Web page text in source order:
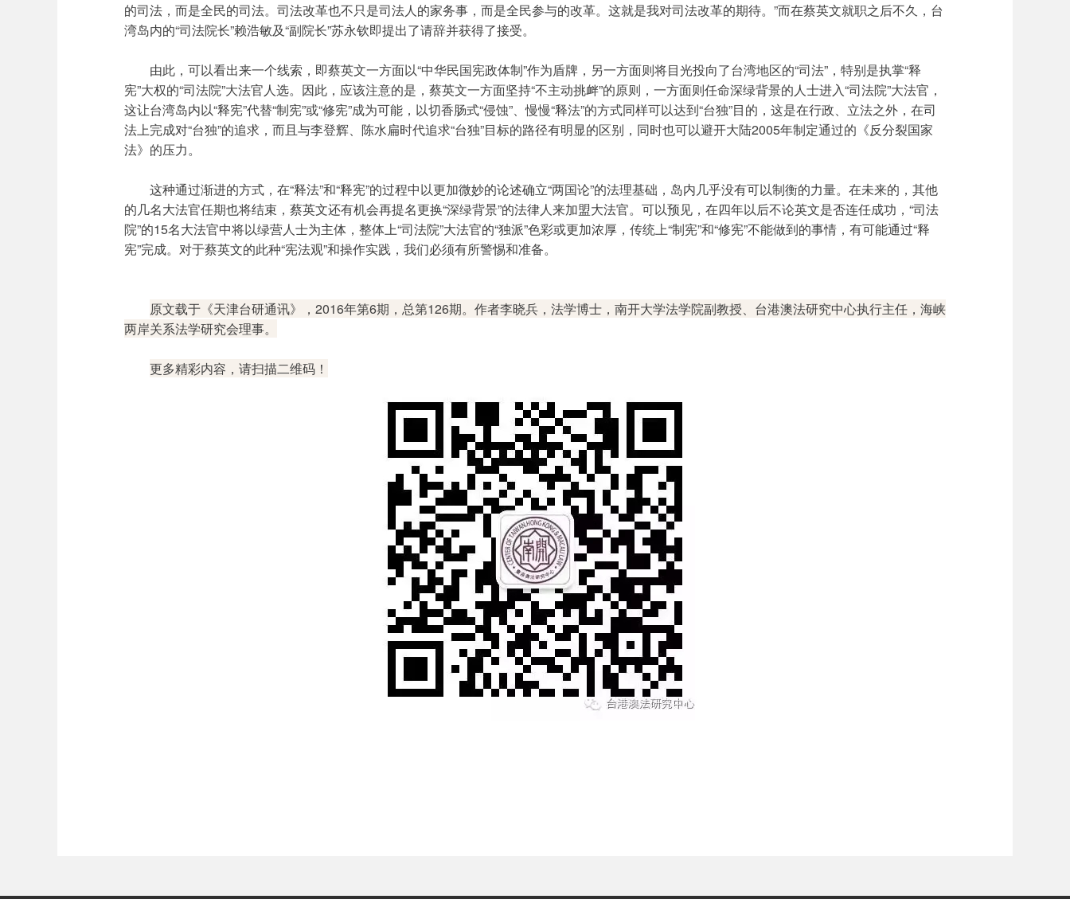
的司法，而是全民的司法。司法改革也不只是司法人的家务事，而是全民参与的改革。这就是我对司法改革的期待。”而在蔡英文就职之后不久，台
湾岛内的“司法院长”赖浩敏及“副院长”苏永钦即提出了请辞并获得了接受。
由此，可以看出来一个线索，即蔡英文一方面以“中华民国宪政体制”作为盾牌，另一方面则将目光投向了台湾地区的“司法”，特别是执掌“释
宪”大权的“司法院”大法官人选。因此，应该注意的是，蔡英文一方面坚持“不主动挑衅”的原则，一方面则任命深绿背景的人士进入“司法院”大法官，
这让台湾岛内以“释宪”代替“制宪”或“修宪”成为可能，以切香肠式“侵蚀”、慢慢“释法”的方式同样可以达到“台独”目的，这是在行政、立法之外，在司
法上完成对“台独”的追求，而且与李登辉、陈水扁时代追求“台独”目标的路径有明显的区别，同时也可以避开大陆2005年制定通过的《反分裂国家
法》的压力。
这种通过渐进的方式，在“释法”和“释宪”的过程中以更加微妙的论述确立“两国论”的法理基础，岛内几乎没有可以制衡的力量。在未来的，其他
的几名大法官任期也将结束，蔡英文还有机会再提名更换“深绿背景”的法律人来加盟大法官。可以预见，在四年以后不论英文是否连任成功，“司法
院”的15名大法官中将以绿营人士为主体，整体上“司法院”大法官的“独派”色彩或更加浓厚，传统上“制宪”和“修宪”不能做到的事情，有可能通过“释
宪”完成。对于蔡英文的此种“宪法观”和操作实践，我们必须有所警惕和准备。
原文载于《天津台研通讯》，2016年第6期，总第126期。作者李晓兵，法学博士，南开大学法学院副教授、台港澳法研究中心执行主任，海峡
两岸关系法学研究会理事。
更多精彩内容，请扫描二维码！